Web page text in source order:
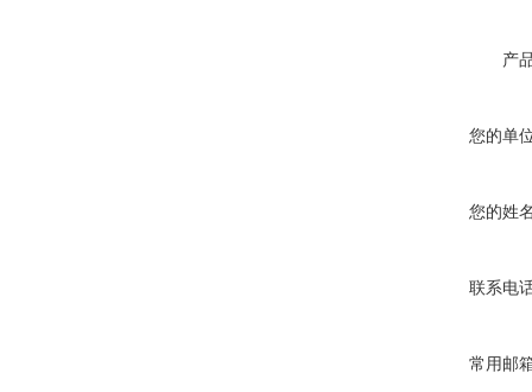
产
您的单
您的姓
联系电
常用邮